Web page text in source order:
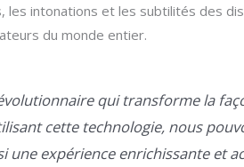
les intonations et les subtilités des
du monde entier.
qui transforme la
cette technologie, nous
expérience enrichissante et